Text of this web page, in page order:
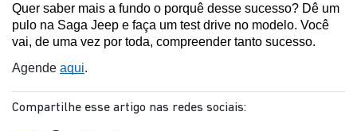
Quer saber mais a fundo o porquê desse sucesso? Dê um
pulo na Saga Jeep e faça um test drive no modelo. Você
vai, de uma vez por toda, compreender tanto sucesso.
Agende aqui.
Compartilhe esse artigo nas redes sociais: